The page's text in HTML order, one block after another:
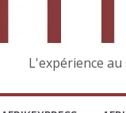
L'expérience